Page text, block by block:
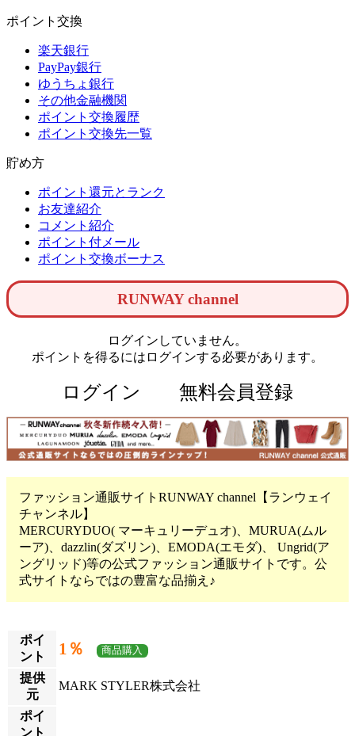
ポイント交換
楽天銀行
PayPay銀行
ゆうちょ銀行
その他金融機関
ポイント交換履歴
ポイント交換先一覧
貯め方
ポイント還元とランク
お友達紹介
コメント紹介
ポイント付メール
ポイント交換ボーナス
RUNWAY channel
ログインしていません。
ポイントを得るにはログインする必要があります。
ログイン 無料会員登録
ファッション通販サイトRUNWAY channel【ランウェイ
チャンネル】
MERCURYDUO( マーキュリーデュオ)、MURUA(ムル
ーア)、dazzlin(ダズリン)、EMODA(エモダ)、 Ungrid(ア
ングリッド)等の公式ファッション通販サイトです。公
式サイトならではの豊富な品揃え♪
ポイ
ント
1％ 商品購入
提供
元
MARK STYLER株式会社
ポイ
ント